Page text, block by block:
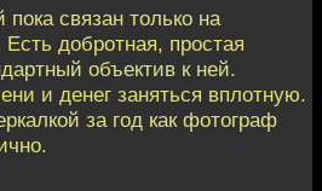
связан только на
добротная, простая
объектив к ней.
и денег заняться вплотную.
за год как фотограф